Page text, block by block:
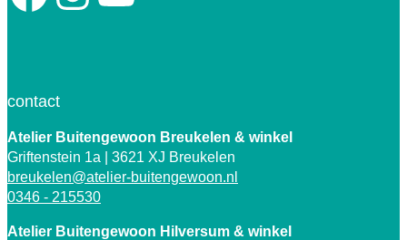
contact
Atelier Buitengewoon Breukelen & winkel
Griftenstein 1a | 3621 XJ Breukelen
breukelen@atelier-buitengewoon.nl
0346 - 215530
Atelier Buitengewoon Hilversum & winkel